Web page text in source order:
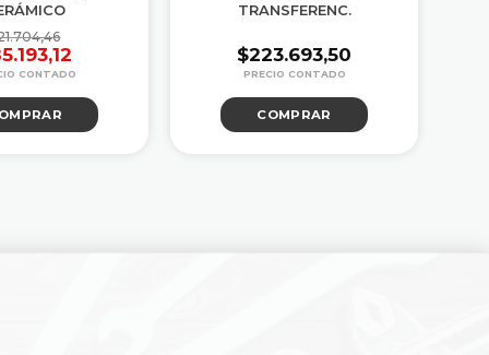
precio
original
precio
actual
TRANSFERENC.
$223.693,50
COMPRAR